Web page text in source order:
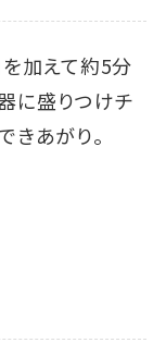
を加えて約5分
に盛りつけチ
きあがり。